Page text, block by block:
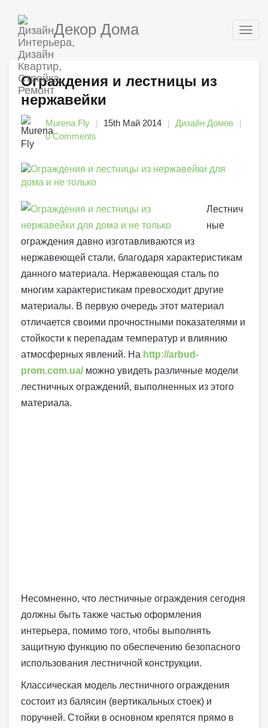
Декор Дома
Ограждения и лестницы из
нержавейки
Murena Fly 15th Май 2014
Дизайн Домов
0 Comments
Лестнич
ные
ограждения давно изготавливаются из
нержавеющей стали, благодаря характеристикам
данного материала. Нержавеющая сталь по
многим характеристикам превосходит другие
материалы. В первую очередь этот материал
отличается своими прочностными показателями и
стойкости к перепадам температур и влиянию
атмосферных явлений. На http://arbud-
prom.com.ua/можно увидеть различные модели
лестничных ограждений, выполненных из этого
материала.
Несомненно, что лестничные ограждения сегодня
должны быть также частью оформления
интерьера, помимо того, чтобы выполнять
защитную функцию по обеспечению безопасного
использования лестничной конструкции.
Классическая модель лестничного ограждения
состоит из балясин (вертикальных стоек) и
поручней. Стойки в основном крепятся прямо в